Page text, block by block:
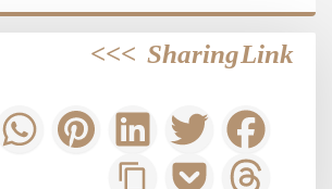
Sharing Link
>>>